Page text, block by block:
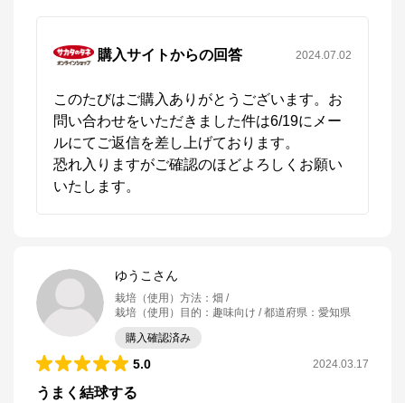
購入サイトからの回答 2024.07.02
このたびはご購入ありがとうございます。お
問い合わせをいただきました件は6/19にメー
ルにてご返信を差し上げております。
恐れ入りますがご確認のほどよろしくお願い
いたします。
ゆうこさん
栽培（使用）方法 ： 畑
栽培（使用）目的 ： 趣味向け 都道府県 ： 愛知県
購入確認済み
5.0 2024.03.17
うまく結球する